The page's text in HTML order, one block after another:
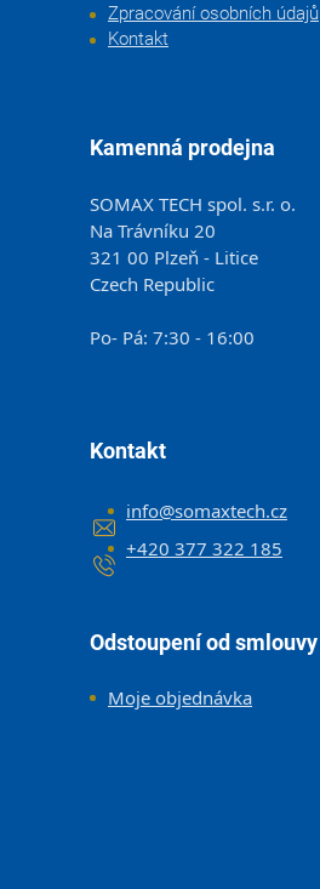
Zpracování osobních údajů
Kontakt
Kamenná prodejna
SOMAX TECH spol. s.r. o.
Na Trávníku 20
321 00 Plzeň - Litice
Czech Republic
Po- Pá: 7:30 - 16:00
Kontakt
info@somaxtech.cz
+420 377 322 185
Odstoupení od smlouvy
Moje objednávka